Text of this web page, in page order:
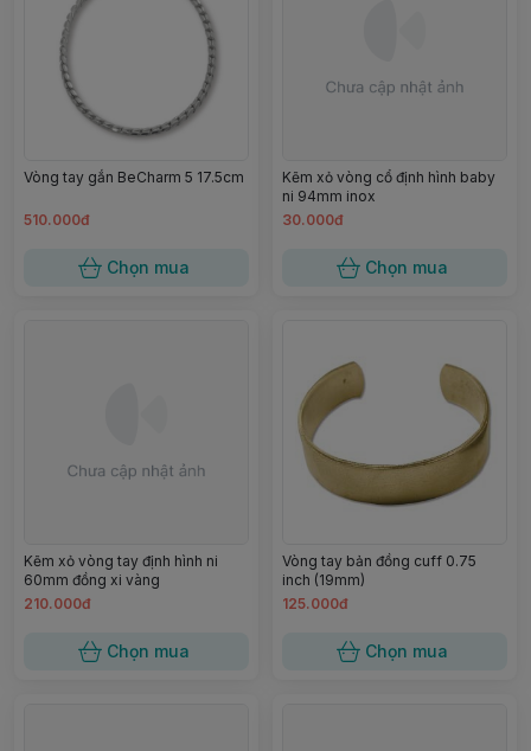
Vòng tay gắn BeCharm 5 17.5cm
510.000đ
Chọn mua
Kẽm xỏ vòng cổ định hình baby
ni 94mm inox
30.000đ
Chọn mua
Kẽm xỏ vòng tay định hình ni
60mm đồng xi vàng
210.000đ
Chọn mua
Vòng tay bản đồng cuff 0.75
inch (19mm)
125.000đ
Chọn mua